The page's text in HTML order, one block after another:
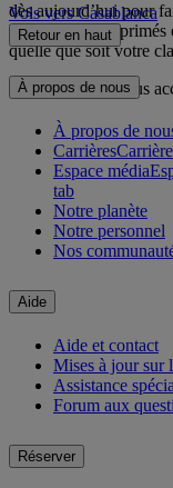
dès aujourd’hui pour
divertissements
quelle que soit votre
Nous espérons vous
Vols vers Casablanca
Retour en haut
À propos de nous
À propos de
Carrières
Espace média
tab
Notre planète
Notre personnel
Nos
Aide
Aide et contact
Mises à jour sur
Assistance
Forum aux
Réserver